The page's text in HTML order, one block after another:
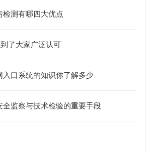
检测有哪四大优点
了大家广泛认可
入口系统的知识你了解多少
全监察与技术检验的重要手段